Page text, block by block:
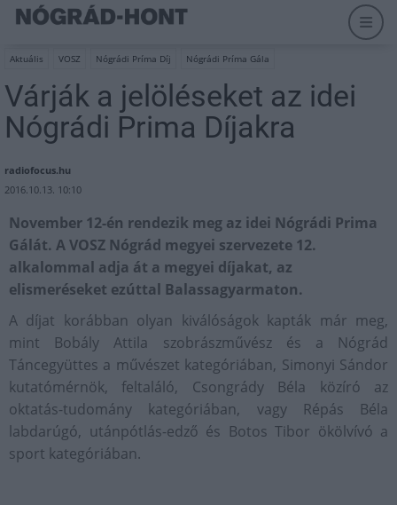
Aktuális VOSZ Nógrádi Príma Díj Nógrádi Príma Gála
Várják a jelöléseket az idei
Nógrádi Prima Díjakra
radiofocus.hu
2016.10.13. 10:10
November 12-én rendezik meg az idei Nógrádi Prima
Gálát. A VOSZ Nógrád megyei szervezete 12.
alkalommal adja át a megyei díjakat, az
elismeréseket ezúttal Balassagyarmaton.
A díjat korábban olyan kiválóságok kapták már meg,
mint Bobály Attila szobrászművész és a Nógrád
Táncegyüttes a művészet kategóriában, Simonyi Sándor
kutatómérnök, feltaláló, Csongrády Béla közíró az
oktatás-tudomány kategóriában, vagy Répás Béla
labdarúgó, utánpótlás-edző és Botos Tibor ökölvívó a
sport kategóriában.